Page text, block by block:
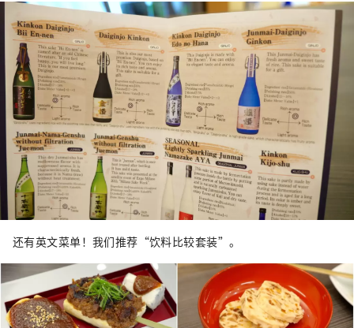
还有英文菜单！我们推荐“饮料比较套装”。